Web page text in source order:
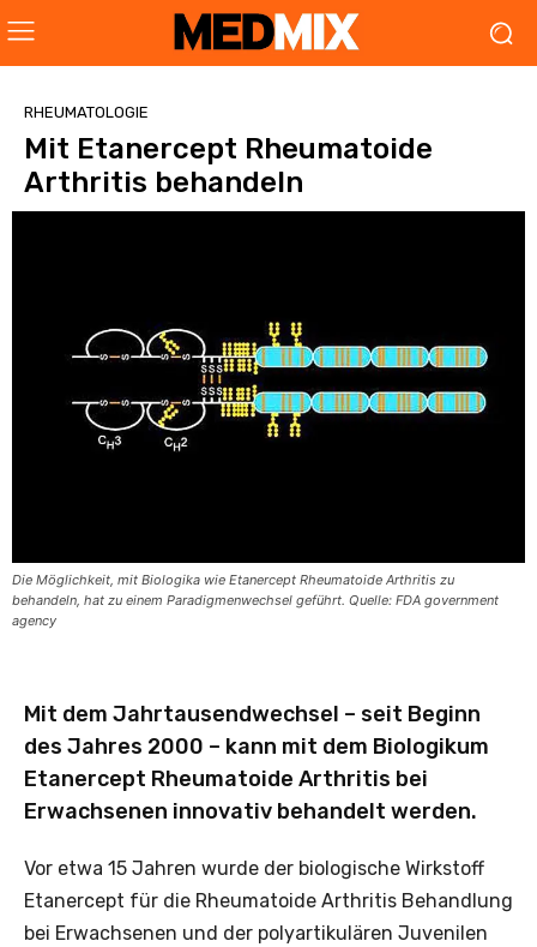
RHEUMATOLOGIE
Mit Etanercept Rheumatoide
Arthritis behandeln
Die Möglichkeit, mit Biologika wie Etanercept Rheumatoide Arthritis zu
behandeln, hat zu einem Paradigmenwechsel geführt. Quelle: FDA government
agency
Mit dem Jahrtausendwechsel – seit Beginn
des Jahres 2000 – kann mit dem Biologikum
Etanercept Rheumatoide Arthritis bei
Erwachsenen innovativ behandelt werden.
Vor etwa 15 Jahren wurde der biologische Wirkstoff
Etanercept für die Rheumatoide Arthritis Behandlung
bei Erwachsenen und der polyartikulären Juvenilen